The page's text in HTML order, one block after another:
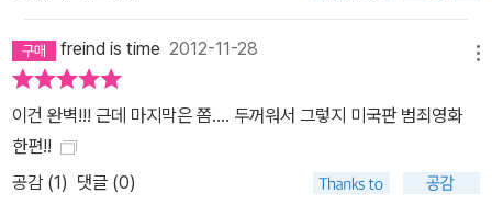
freind is time 2012-11-28
이건 완벽!!! 근데 마지막은 쫌.... 두꺼워서 그렇지 미국판 범죄영화
한편!!
공감 (1) 댓글 (0)